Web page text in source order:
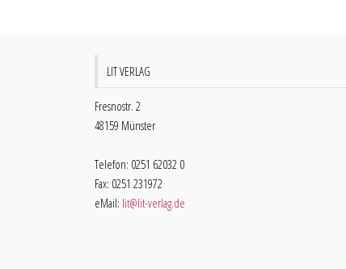
LIT VERLAG
Fresnostr. 2
48159 Münster
Telefon: 0251 62032 0
Fax: 0251 231972
eMail: lit@lit-verlag.de